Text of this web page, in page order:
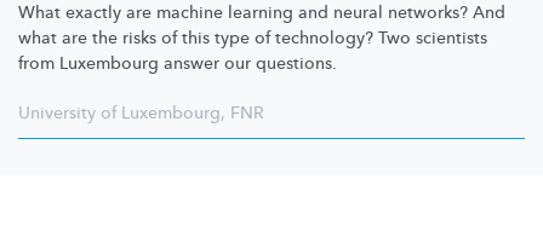
What exactly are machine learning and neural networks? And
what are the risks of this type of technology? Two scientists
from Luxembourg answer our questions.
University of Luxembourg, FNR